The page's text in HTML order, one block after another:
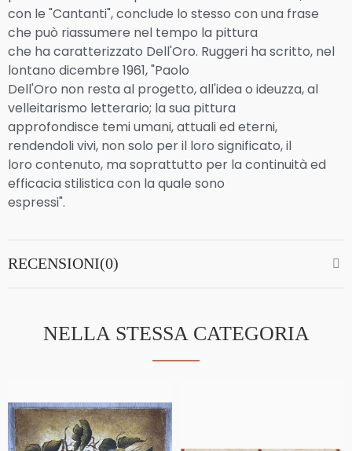
con le "Cantanti", conclude lo stesso con una frase
che può riassumere nel tempo la pittura
che ha caratterizzato Dell'Oro. Ruggeri ha scritto, nel
lontano dicembre 1961, "Paolo
Dell'Oro non resta al progetto, all'idea o ideuzza, al
velleitarismo letterario; la sua pittura
approfondisce temi umani, attuali ed eterni,
rendendoli vivi, non solo per il loro significato, il
loro contenuto, ma soprattutto per la continuità ed
efficacia stilistica con la quale sono
espressi".
RECENSIONI(0)
NELLA STESSA CATEGORIA